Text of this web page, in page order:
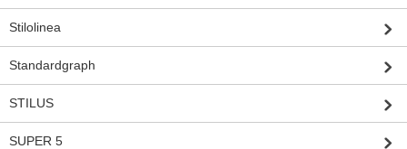
Stilolinea
Standardgraph
STILUS
SUPER 5